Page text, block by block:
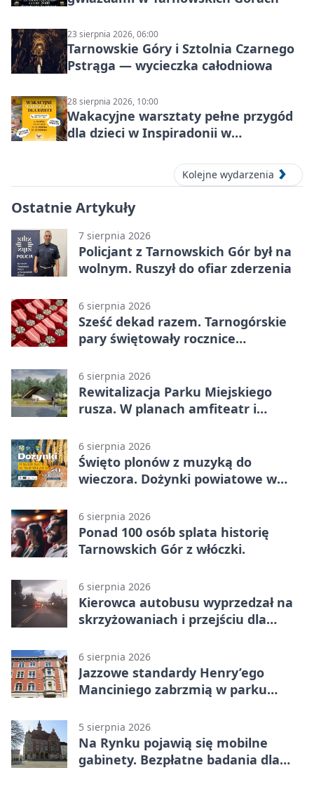
23 sierpnia 2026, 06:00
Tarnowskie Góry i Sztolnia Czarnego
Pstrąga — wycieczka całodniowa
28 sierpnia 2026, 10:00
Wakacyjne warsztaty pełne przygód
dla dzieci w Inspiradonii w
Kolejne wydarzenia
Ostatnie Artykuły
7 sierpnia 2026
Policjant z Tarnowskich Gór był na
wolnym. Ruszył do ofiar zderzenia
6 sierpnia 2026
Sześć dekad razem. Tarnogórskie
pary świętowały rocznice
6 sierpnia 2026
Rewitalizacja Parku Miejskiego
rusza. W planach amfiteatr i
6 sierpnia 2026
Święto plonów z muzyką do
wieczora. Dożynki powiatowe w
6 sierpnia 2026
Ponad 100 osób splata historię
Tarnowskich Gór z włóczki.
6 sierpnia 2026
Kierowca autobusu wyprzedzał na
skrzyżowaniach i przejściu dla
6 sierpnia 2026
Jazzowe standardy Henry’ego
Manciniego zabrzmią w parku
5 sierpnia 2026
Na Rynku pojawią się mobilne
gabinety. Bezpłatne badania dla